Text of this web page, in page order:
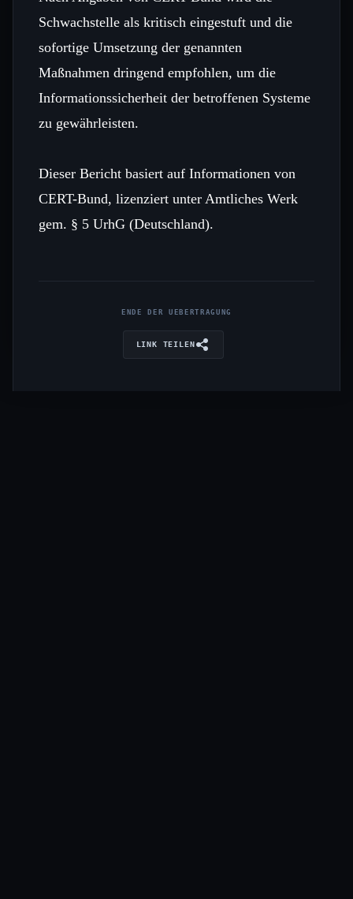
Schwachstelle als kritisch eingestuft und die
sofortige Umsetzung der genannten
Maßnahmen dringend empfohlen, um die
Informationssicherheit der betroffenen Systeme
zu gewährleisten.
Dieser Bericht basiert auf Informationen von
CERT-Bund, lizenziert unter Amtliches Werk
gem. § 5 UrhG (Deutschland).
ENDE DER UEBERTRAGUNG
LINK TEILEN